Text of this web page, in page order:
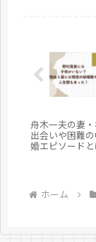
舟木一夫の妻
出会いや困難
婚エピソードと
ホーム